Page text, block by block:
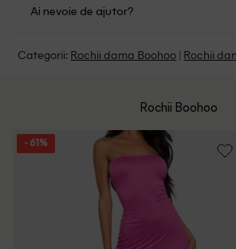
Nu folositi inalbitor
Nu uscati in uscator
mare de 149.00 lei.
Ai nevoie de ajutor?
Whatsapp/Telefon: +40 (771) 404 643
contact@outletmag.ro
Intrebari frecvente
Categorii: Rochii dama Boohoo | Rochii
Rochii Boohoo
- 61%